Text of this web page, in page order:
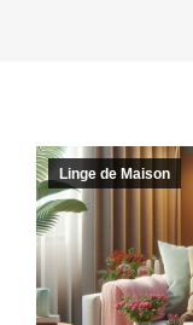
Linge de Maison